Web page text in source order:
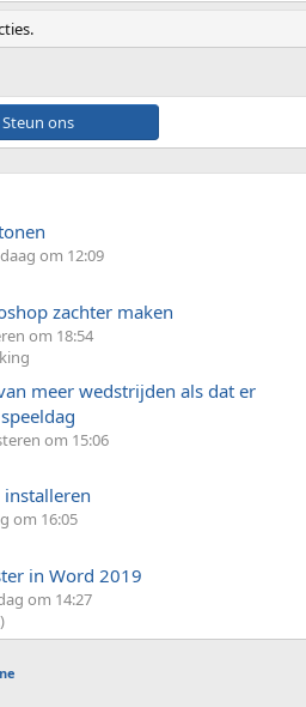
ons
om 12:09
zachter maken
om 18:54
meer wedstrijden als dat er
om 15:06
om 16:05
in Word 2019
om 14:27